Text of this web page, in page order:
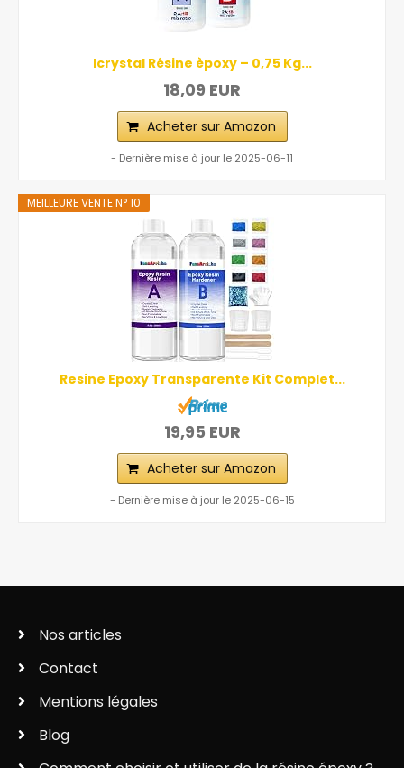
Icrystal Résine èpoxy – 0,75 Kg...
18,09 EUR
Acheter sur Amazon
- Dernière mise à jour le 2025-06-11
MEILLEURE VENTE N° 10
Resine Epoxy Transparente Kit Complet...
19,95 EUR
Acheter sur Amazon
- Dernière mise à jour le 2025-06-15
Nos articles
Contact
Mentions légales
Blog